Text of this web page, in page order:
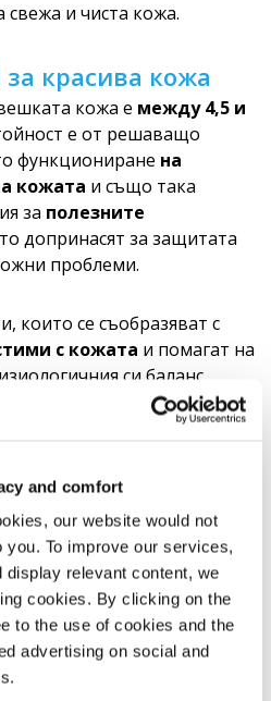
and comfort
our website would not
To improve our services,
display relevant content, we
cookies. By clicking on the
to the use of cookies and the
advertising on social and
и чиста кожа.
красива кожа
кожа е между 4,5 и
е от решаващо
функциониране на
кожата и също така
за полезните
допринасят за защитата
проблеми.
които се съобразяват с
с кожата и помагат на
си баланс.
хидратацията,
на активните съставки –
ефектна
и намаляват риска от
за